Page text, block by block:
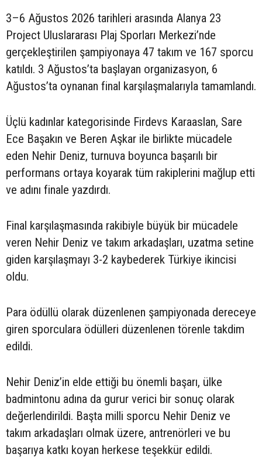
3–6 Ağustos 2026 tarihleri arasında Alanya 23
Project Uluslararası Plaj Sporları Merkezi’nde
gerçekleştirilen şampiyonaya 47 takım ve 167 sporcu
katıldı. 3 Ağustos’ta başlayan organizasyon, 6
Ağustos’ta oynanan final karşılaşmalarıyla tamamlandı.
Üçlü kadınlar kategorisinde Firdevs Karaaslan, Sare
Ece Başakın ve Beren Aşkar ile birlikte mücadele
eden Nehir Deniz, turnuva boyunca başarılı bir
performans ortaya koyarak tüm rakiplerini mağlup etti
ve adını finale yazdırdı.
Final karşılaşmasında rakibiyle büyük bir mücadele
veren Nehir Deniz ve takım arkadaşları, uzatma setine
giden karşılaşmayı 3-2 kaybederek Türkiye ikincisi
oldu.
Para ödüllü olarak düzenlenen şampiyonada dereceye
giren sporculara ödülleri düzenlenen törenle takdim
edildi.
Nehir Deniz’in elde ettiği bu önemli başarı, ülke
badmintonu adına da gurur verici bir sonuç olarak
değerlendirildi. Başta milli sporcu Nehir Deniz ve
takım arkadaşları olmak üzere, antrenörleri ve bu
başarıya katkı koyan herkese teşekkür edildi.